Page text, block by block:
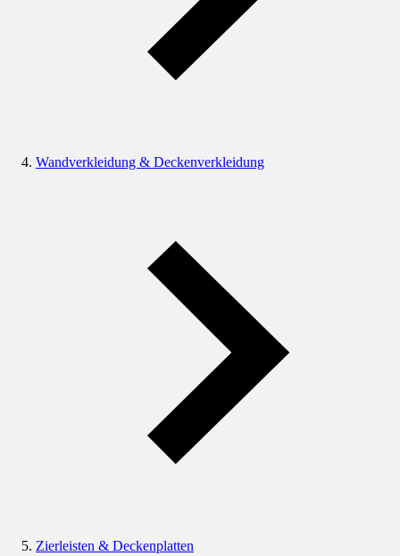
Wandverkleidung & Deckenverkleidung
Zierleisten & Deckenplatten